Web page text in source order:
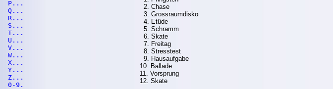
2. Chase
3. Grossraumdisko
4. Etüde
5. Schramm
6. Skate
7. Freitag
8. Stresstest
9. Hausaufgabe
10. Ballade
11. Vorsprung
12. Skate
P...
Q...
R...
S...
T...
U...
V...
W...
X...
Y...
Z...
0-9.